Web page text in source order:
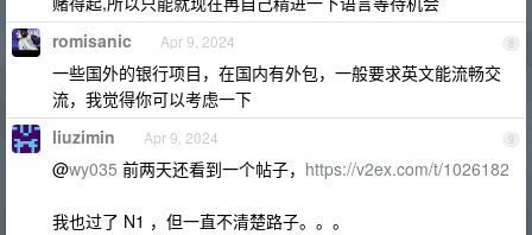
8
romisanic Apr 9, 2024
一些国外的银行项目，在国内有外包，一般要求英文能流畅交
流，我觉得你可以考虑一下
9
liuzimin Apr 9, 2024
@wy035 前两天还看到一个帖子， https://v2ex.com/t/1026182
我也过了 N1 ，但一直不清楚路子。。。